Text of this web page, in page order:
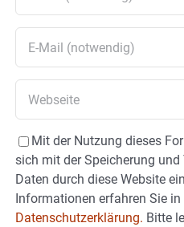
Mit der Nutzung dieses
sich mit der Speicherung und
Daten durch diese Website
Informationen erfahren Sie in
Datenschutzerklärung. Bitte